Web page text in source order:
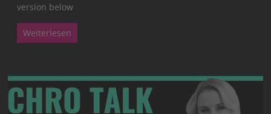
version below
Weiterlesen